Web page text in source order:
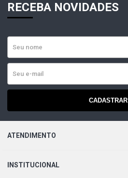
RECEBA NOVIDADES
CADASTRAR
ATENDIMENTO
INSTITUCIONAL